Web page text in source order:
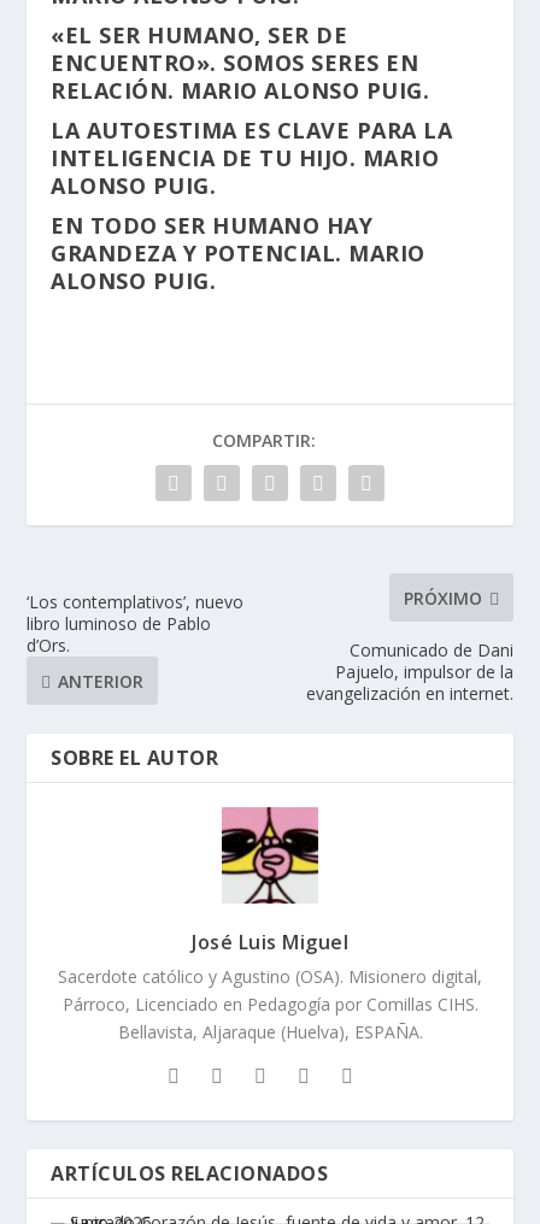
«EL SER HUMANO, SER DE
ENCUENTRO». SOMOS SERES EN
RELACIÓN. MARIO ALONSO PUIG.
LA AUTOESTIMA ES CLAVE PARA LA
INTELIGENCIA DE TU HIJO. MARIO
ALONSO PUIG.
EN TODO SER HUMANO HAY
GRANDEZA Y POTENCIAL. MARIO
ALONSO PUIG.
COMPARTIR:
‘Los contemplativos’, nuevo
libro luminoso de Pablo
d’Ors.
ANTERIOR
PRÓXIMO
Comunicado de Dani
Pajuelo, impulsor de la
evangelización en internet.
SOBRE EL AUTOR
José Luis Miguel
Sacerdote católico y Agustino (OSA). Misionero digital,
Párroco, Licenciado en Pedagogía por Comillas CIHS.
Bellavista, Aljaraque (Huelva), ESPAÑA.
ARTÍCULOS RELACIONADOS